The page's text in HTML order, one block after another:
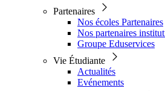
Partenaires
Nos écoles Partenaires
Nos partenaires
Groupe Eduservices
Vie Étudiante
Actualités
Evénements